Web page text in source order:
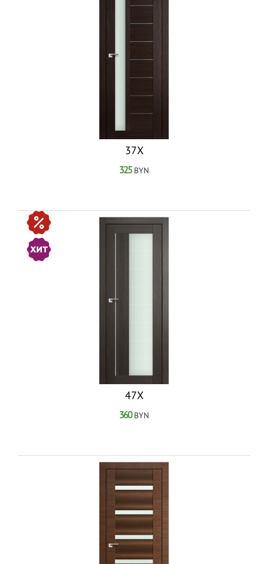
37Х
325BYN
47Х
360BYN